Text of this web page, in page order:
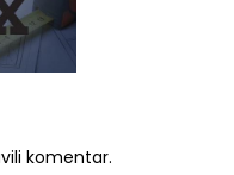
komentar.